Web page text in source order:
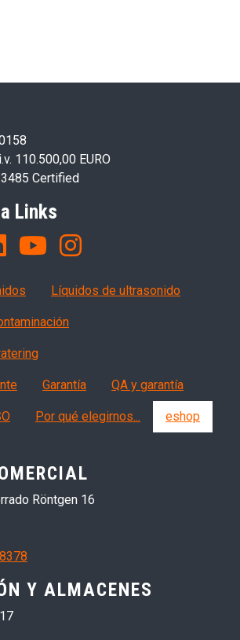
110.500,00 EURO
Certified
Links
Líquidos de ultrasonido
QA
Garantía QA y garantía
Por qué elegirnos... eshop
Röntgen 16
Y ALMACENES